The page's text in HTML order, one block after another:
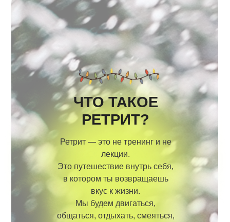
Ретрит — это не тренинг и не
лекции.
Это путешествие внутрь себя,
в котором ты возвращаешь
вкус к жизни.
Мы будем двигаться,
общаться, отдыхать, смеяться,
ЧТО ТАКОЕ
РЕТРИТ?